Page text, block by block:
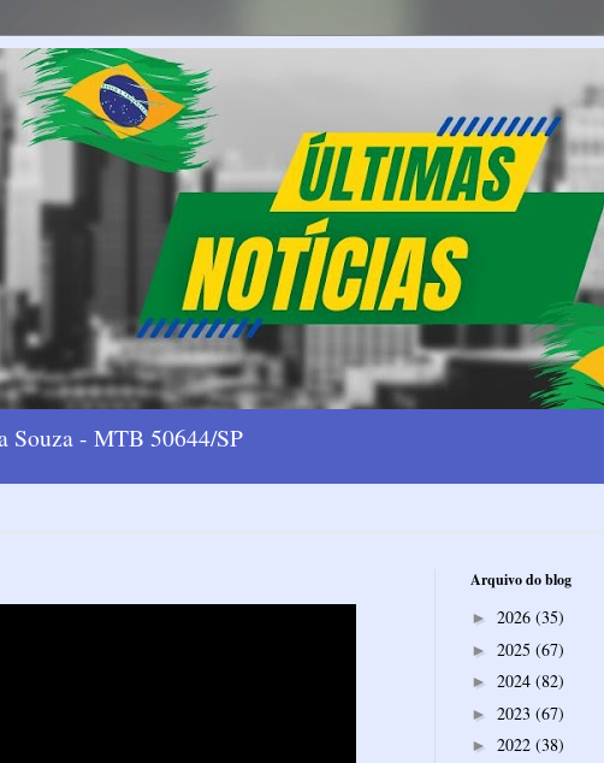
Souza - MTB 50644/SP
Arquivo do blog
► 2026 (35)
► 2025 (67)
► 2024 (82)
► 2023 (67)
► 2022 (38)